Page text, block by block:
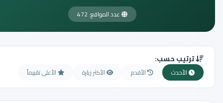
عدد المواقع: 472
ترتيب حسب:
الأحدث الأقدم الأكثر زيارة الأعلى تقييماً